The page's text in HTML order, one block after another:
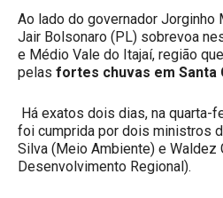
Ao lado do governador
Jair Bolsonaro (PL) sobrevoa
e Médio Vale do Itajaí, região
pelas fortes chuvas em Santa
Há exatos dois dias, na quarta-
foi cumprida por dois ministros
Silva (Meio Ambiente) e Waldez
Desenvolvimento Regional).